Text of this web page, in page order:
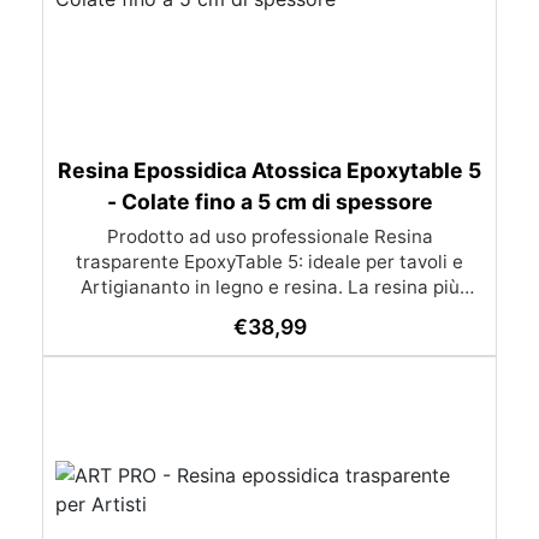
Resina Epossidica Atossica Epoxytable 5
- Colate fino a 5 cm di spessore
Prodotto ad uso professionale Resina
trasparente EpoxyTable 5: ideale per tavoli e
Artigiananto in legno e resina. La resina più
perfetta per colate di alto spessore fino a 5 cm.
Applicazioni Principali: Realizzazione di tavoli in
monete, pietre, ecc) Colate riempitive in
spessore dentro stampi e cassaforme
Caratteristiche principali: ✅ Bassissima
€38,99